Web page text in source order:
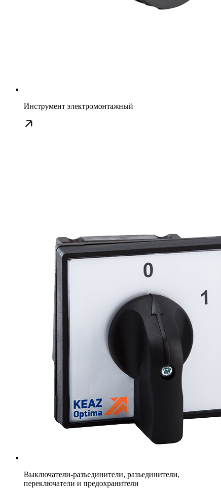
Инструмент электромонтажный
Выключатели-разъединители, разъединители,
переключатели и предохранители